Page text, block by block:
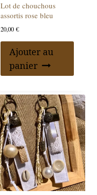
Lot de chouchous
assortis rose bleu
20,00 €
Ajouter au
panier